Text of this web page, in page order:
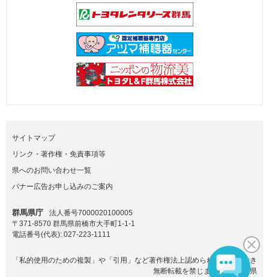
サイトマップ
リンク・著作権・免責事項等
県へのお問い合わせ一覧
バナー広告お申し込みのご案内
群馬県庁
法人番号7000020100005
〒371-8570 群馬県前橋市大手町1-1-1
電話番号(代表): 027-223-1111
「私的使用のための複製」や「引用」など著作権法上認められた場合を除き
無断転載を禁じます。(C)群馬県